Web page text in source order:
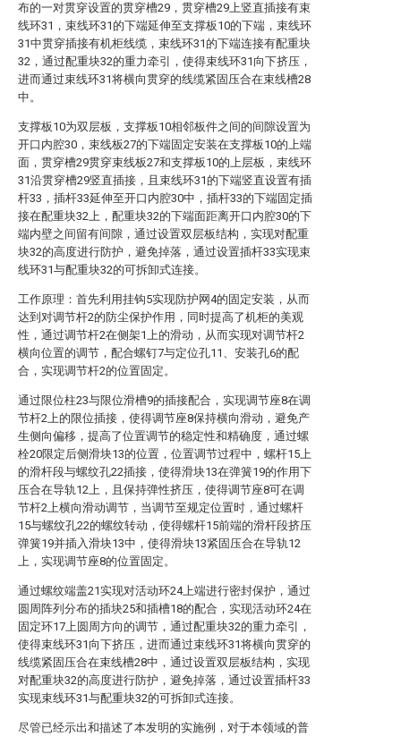
布的一对贯穿设置的贯穿槽29，贯穿槽29上竖直插接有束
线环31，束线环31的下端延伸至支撑板10的下端，束线环
31中贯穿插接有机柜线缆，束线环31的下端连接有配重块
32，通过配重块32的重力牵引，使得束线环31向下挤压，
进而通过束线环31将横向贯穿的线缆紧固压合在束线槽28
中。
支撑板10为双层板，支撑板10相邻板件之间的间隙设置为
开口内腔30，束线板27的下端固定安装在支撑板10的上端
面，贯穿槽29贯穿束线板27和支撑板10的上层板，束线环
31沿贯穿槽29竖直插接，且束线环31的下端竖直设置有插
杆33，插杆33延伸至开口内腔30中，插杆33的下端固定插
接在配重块32上，配重块32的下端面距离开口内腔30的下
端内壁之间留有间隙，通过设置双层板结构，实现对配重
块32的高度进行防护，避免掉落，通过设置插杆33实现束
线环31与配重块32的可拆卸式连接。
工作原理：首先利用挂钩5实现防护网4的固定安装，从而
达到对调节杆2的防尘保护作用，同时提高了机柜的美观
性，通过调节杆2在侧架1上的滑动，从而实现对调节杆2
横向位置的调节，配合螺钉7与定位孔11、安装孔6的配
合，实现调节杆2的位置固定。
通过限位柱23与限位滑槽9的插接配合，实现调节座8在调
节杆2上的限位插接，使得调节座8保持横向滑动，避免产
生侧向偏移，提高了位置调节的稳定性和精确度，通过螺
栓20限定后侧滑块13的位置，位置调节过程中，螺杆15上
的滑杆段与螺纹孔22插接，使得滑块13在弹簧19的作用下
压合在导轨12上，且保持弹性挤压，使得调节座8可在调
节杆2上横向滑动调节，当调节至规定位置时，通过螺杆
15与螺纹孔22的螺纹转动，使得螺杆15前端的滑杆段挤压
弹簧19并插入滑块13中，使得滑块13紧固压合在导轨12
上，实现调节座8的位置固定。
通过螺纹端盖21实现对活动环24上端进行密封保护，通过
圆周阵列分布的插块25和插槽18的配合，实现活动环24在
固定环17上圆周方向的调节，通过配重块32的重力牵引，
使得束线环31向下挤压，进而通过束线环31将横向贯穿的
线缆紧固压合在束线槽28中，通过设置双层板结构，实现
对配重块32的高度进行防护，避免掉落，通过设置插杆33
实现束线环31与配重块32的可拆卸式连接。
尽管已经示出和描述了本发明的实施例，对于本领域的普